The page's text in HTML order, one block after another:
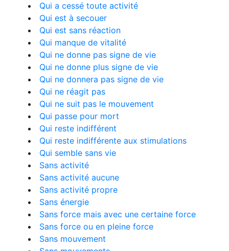
Qui a cessé toute activité
Qui est à secouer
Qui est sans réaction
Qui manque de vitalité
Qui ne donne pas signe de vie
Qui ne donne plus signe de vie
Qui ne donnera pas signe de vie
Qui ne réagit pas
Qui ne suit pas le mouvement
Qui passe pour mort
Qui reste indifférent
Qui reste indifférente aux stimulations
Qui semble sans vie
Sans activité
Sans activité aucune
Sans activité propre
Sans énergie
Sans force mais avec une certaine force
Sans force ou en pleine force
Sans mouvement